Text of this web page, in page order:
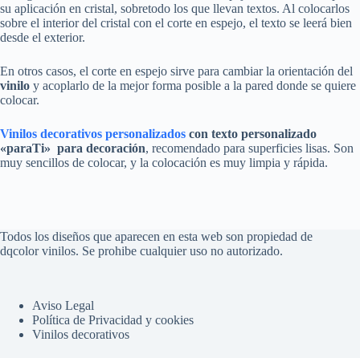
su aplicación en cristal, sobretodo los que llevan textos. Al colocarlos
sobre el interior del cristal con el corte en espejo, el texto se leerá bien
desde el exterior.
En otros casos, el corte en espejo sirve para cambiar la orientación del
vinilo y acoplarlo de la mejor forma posible a la pared donde se quiere
colocar.
Vinilos decorativos personalizados con texto personalizado
«paraTi» para decoración, recomendado para superficies lisas. Son
muy sencillos de colocar, y la colocación es muy limpia y rápida.
Todos los diseños que aparecen en esta web son propiedad de
dqcolor vinilos. Se prohibe cualquier uso no autorizado.
Aviso Legal
Política de Privacidad y cookies
Vinilos decorativos